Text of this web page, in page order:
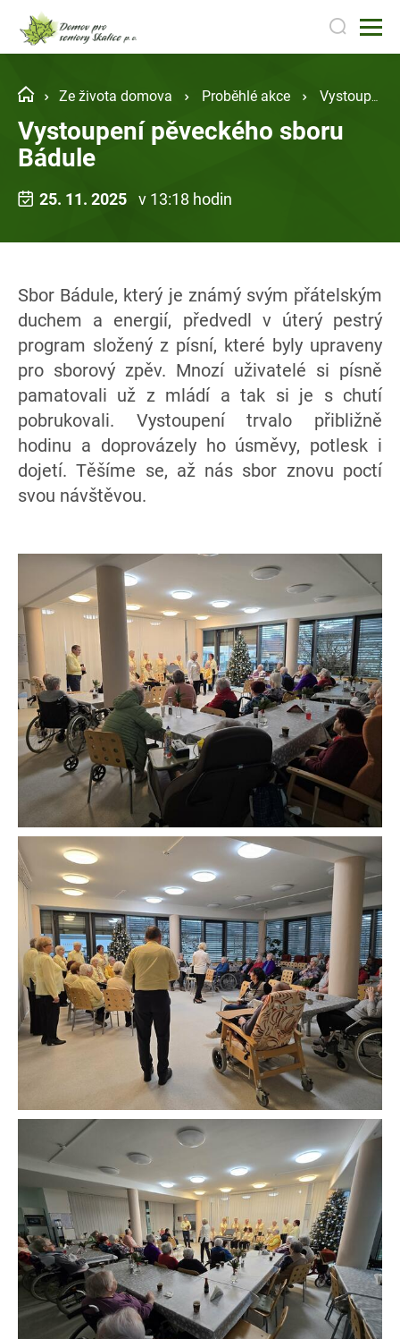
Ze života domova Proběhlé akce Vystoupení pěveckého sboru Bádule
Vystoupení pěveckého sboru
Bádule
25. 11. 2025 v 13:18 hodin
Sbor Bádule, který je známý svým přátelským
duchem a energií, předvedl v úterý pestrý
program složený z písní, které byly upraveny
pro sborový zpěv. Mnozí uživatelé si písně
pamatovali už z mládí a tak si je s chutí
pobrukovali. Vystoupení trvalo přibližně
hodinu a doprovázely ho úsměvy, potlesk i
dojetí. Těšíme se, až nás sbor znovu poctí
svou návštěvou.